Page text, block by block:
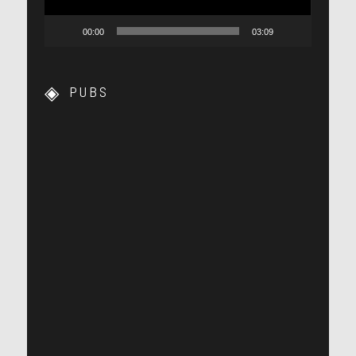
[photo]
00:00 03:09
PUBS